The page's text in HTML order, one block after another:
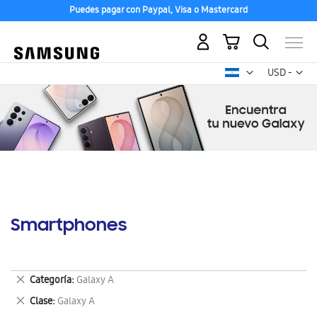
Puedes pagar con Paypal, Visa o Mastercard
USD -
dólar
Mi carrito
Smartphones
Categoría Galaxy A
Eliminar
este
artículo
Clase Galaxy A
Eliminar